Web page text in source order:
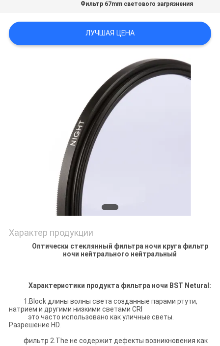
POLICY
Фильтр 67mm светового загрязнения
ЛУЧШАЯ ЦЕНА
Характер продукции
Оптически стеклянный фильтра ночи круга фильтр
ночи нейтрального нейтральный
Характеристики продукта фильтра ночи BST Netural:
1.Block длины волны света созданные парами ртути,
натрием и другими низкими светами CRI
это часто использовано как уличные светы.
Разрешение HD.
фильтр 2.The не содержит дефекты возникновения как